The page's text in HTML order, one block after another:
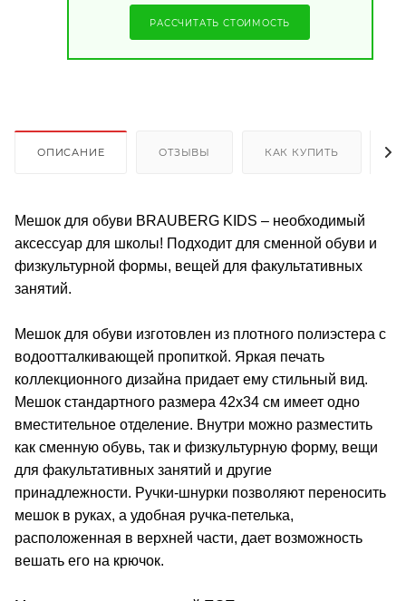
РАССЧИТАТЬ СТОИМОСТЬ
ОПИСАНИЕ ОТЗЫВЫ КАК КУПИТЬ
Мешок для обуви BRAUBERG KIDS – необходимый
аксессуар для школы! Подходит для сменной обуви и
физкультурной формы, вещей для факультативных
занятий.
Мешок для обуви изготовлен из плотного полиэстера с
водоотталкивающей пропиткой. Яркая печать
коллекционного дизайна придает ему стильный вид.
Мешок стандартного размера 42х34 см имеет одно
вместительное отделение. Внутри можно разместить
как сменную обувь, так и физкультурную форму, вещи
для факультативных занятий и другие
принадлежности. Ручки-шнурки позволяют переносить
мешок в руках, а удобная ручка-петелька,
расположенная в верхней части, дает возможность
вешать его на крючок.